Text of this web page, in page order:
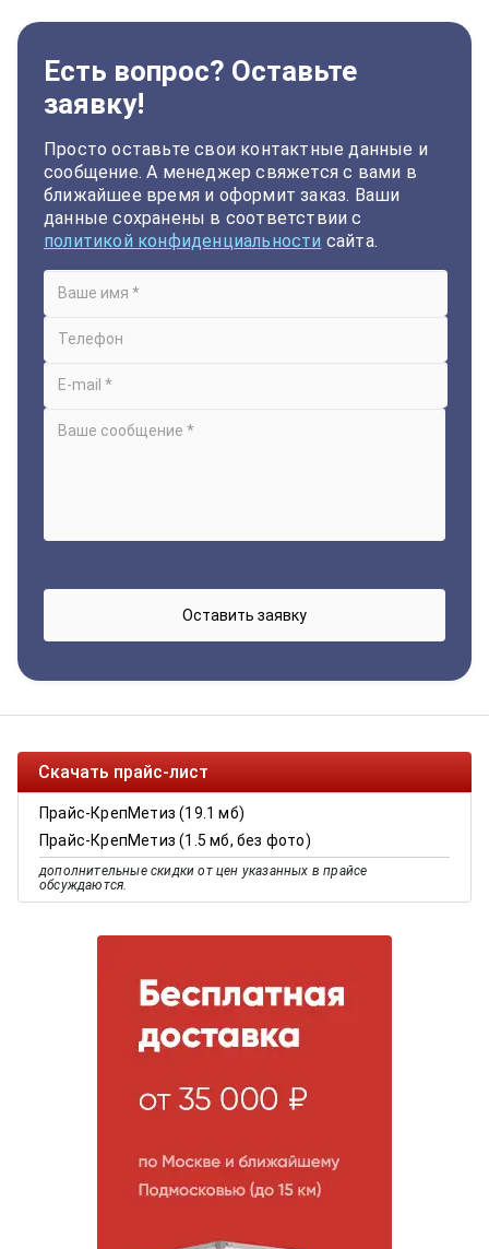
Есть вопрос? Оставьте
заявку!
Просто оставьте свои контактные данные и
сообщение. А менеджер свяжется с вами в
ближайшее время и оформит заказ. Ваши
данные сохранены в соответствии с
политикой конфиденциальности сайта.
Скачать прайс-лист
Прайс-КрепМетиз (19.1 мб)
Прайс-КрепМетиз (1.5 мб, без фото)
дополнительные скидки от цен указанных в прайсе
обсуждаются.